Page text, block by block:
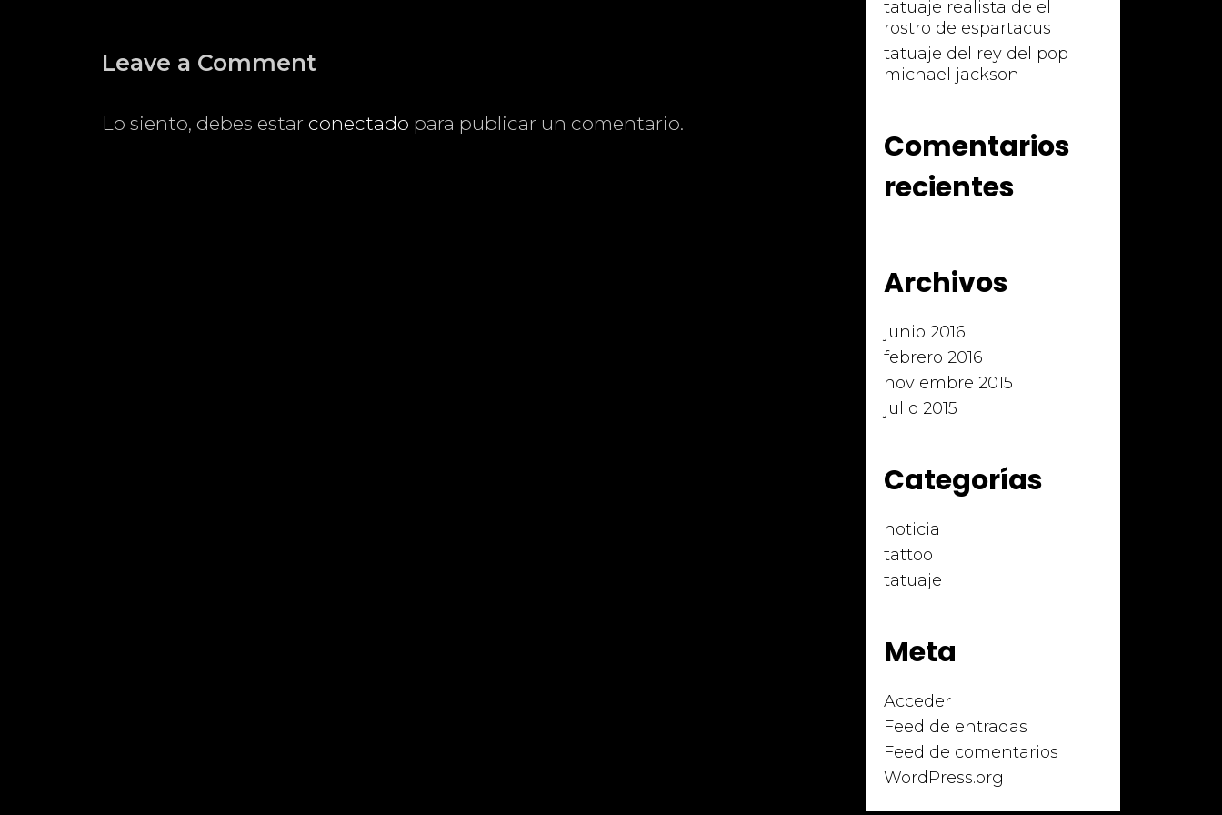
Leave a Comment
Lo siento, debes estar conectado para publicar un comentario.
tatuaje realista de el
rostro de espartacus
tatuaje del rey del pop
michael jackson
Comentarios
recientes
Archivos
junio 2016
febrero 2016
noviembre 2015
julio 2015
Categorías
noticia
tattoo
tatuaje
Meta
Acceder
Feed de entradas
Feed de comentarios
WordPress.org